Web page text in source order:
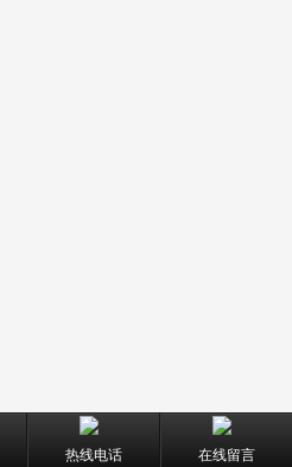
热线电话 在线留言